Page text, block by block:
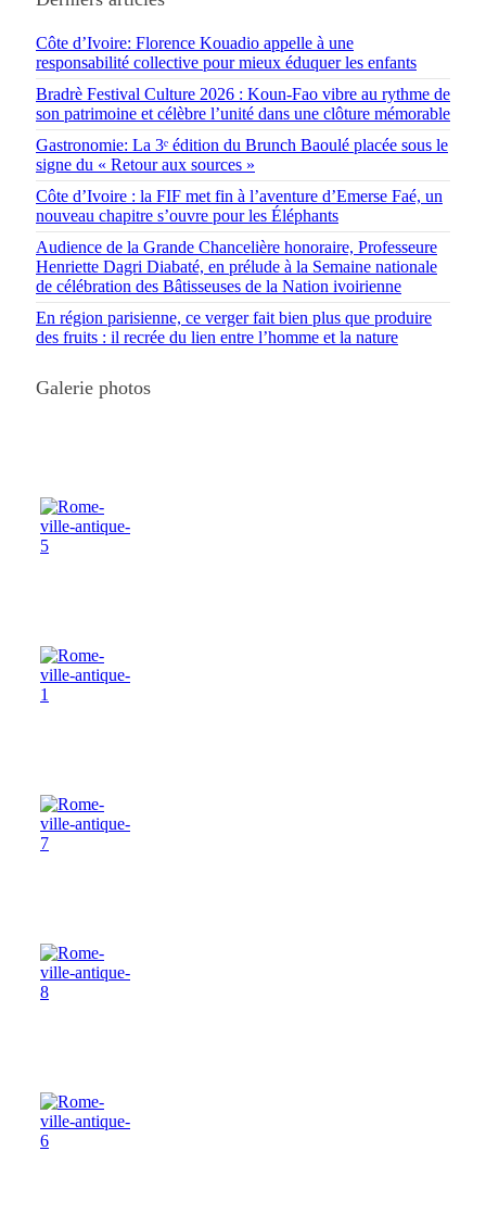
Côte d’Ivoire: Florence Kouadio appelle à une
responsabilité collective pour mieux éduquer les enfants
Bradrè Festival Culture 2026 : Koun-Fao vibre au rythme de
son patrimoine et célèbre l’unité dans une clôture mémorable
Gastronomie: La 3ᵉ édition du Brunch Baoulé placée sous le
signe du « Retour aux sources »
Côte d’Ivoire : la FIF met fin à l’aventure d’Emerse Faé, un
nouveau chapitre s’ouvre pour les Éléphants
Audience de la Grande Chancelière honoraire, Professeure
Henriette Dagri Diabaté, en prélude à la Semaine nationale
de célébration des Bâtisseuses de la Nation ivoirienne
En région parisienne, ce verger fait bien plus que produire
des fruits : il recrée du lien entre l’homme et la nature
Galerie photos